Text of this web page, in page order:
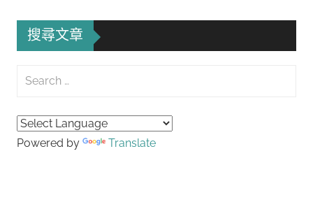
導
覽
搜尋文章
Search
Powered by Translate